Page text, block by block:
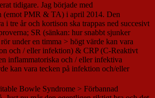
tidigare. Jag började med
(emot PMR & TA) i april 2014. Den
i tre år och kortison ska trappas ned succesivt
SR (sänkan: hur snabbt sjunker
under en timma > högt värde kan vara
och / eller infektion) & CRP (C-Reaktivt
inflammatoriska och / eller infektiva
kan vara tecken på infektion och/eller
Bowle Syndrome > Förbannad